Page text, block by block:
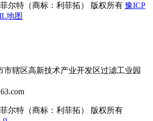
尔特（商标：利菲拓） 版权所有 豫ICP
地图
市辖区高新技术产业开发区过滤工业园
尔特（商标：利菲拓） 版权所有